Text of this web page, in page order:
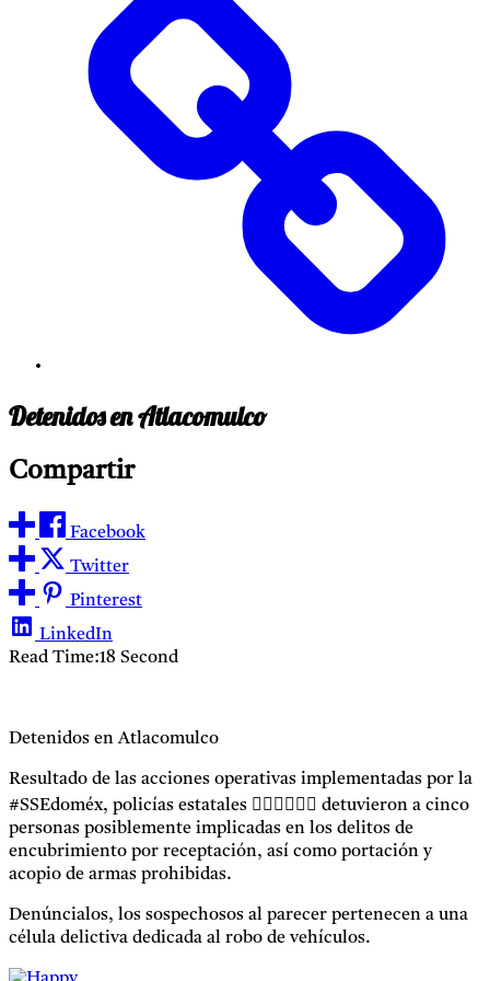
Detenidos en Atlacomulco
Compartir
Facebook
Twitter
Pinterest
LinkedIn
Read Time:18 Second
Detenidos en Atlacomulco
Resultado de las acciones operativas implementadas por la
#SSEdoméx, policías estatales 👮🏻‍♂️👮🏻‍♀️ detuvieron a cinco
personas posiblemente implicadas en los delitos de
encubrimiento por receptación, así como portación y
acopio de armas prohibidas.
Denúncialos, los sospechosos al parecer pertenecen a una
célula delictiva dedicada al robo de vehículos.